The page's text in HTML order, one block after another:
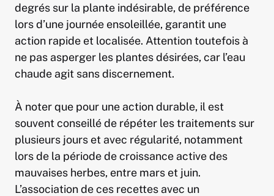
degrés sur la plante indésirable, de préférence
lors d’une journée ensoleillée, garantit une
action rapide et localisée. Attention toutefois à
ne pas asperger les plantes désirées, car l’eau
chaude agit sans discernement.
À noter que pour une action durable, il est
souvent conseillé de répéter les traitements sur
plusieurs jours et avec régularité, notamment
lors de la période de croissance active des
mauvaises herbes, entre mars et juin.
L’association de ces recettes avec un